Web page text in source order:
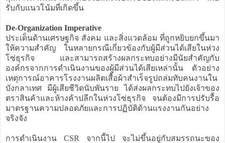
รับกับแนวโน้มที่เกิดขึ้น
De-Organization Imperative
ประเด็นด้านเศรษฐกิจ สังคม และสิ่งแวดล้อม ที่ถูกหยิบยกขึ้นมา
ให้ความสำคัญ ในหลายกรณีเกี่ยวข้องกับผู้มีส่วนได้เสียในห่วง
โซ่ธุรกิจ และสามารถสร้างผลกระทบอย่างมีนัยสำคัญกับ
องค์กรจากการดำเนินงานของผู้มีส่วนได้เสียเหล่านั้น ตัวอย่าง
เหตุการณ์อาคารโรงงานผลิตเสื้อผ้าสำเร็จรูปถล่มทับคนงานใน
บังกลาเทศ มีผู้เสียชีวิตนับพันราย ได้ส่งผลกระทบไปยังเจ้าของ
ตราสินค้าและห้างค้าปลีกในห่วงโซ่ธุรกิจ จนต้องมีการปรับรื้อ
มาตรฐานความปลอดภัยและการปฏิบัติด้านแรงงานกันอย่าง
จริงจัง
การดำเนินงาน CSR จากนี้ไป จะไม่ขึ้นอยู่กับสมรรถนะของ